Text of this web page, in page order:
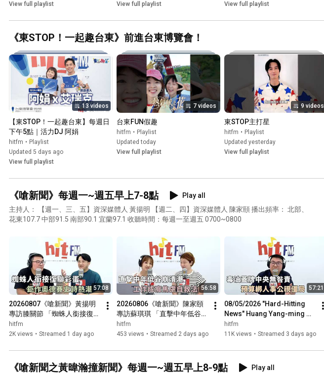
View full playlist
View full playlist
View full playlist
《東STOP！一起趣台東》前進台東博覽會！
13 videos
【東STOP！一起趣台東】每週日
下午5點｜活力DJ 阿娟
hitfm • Playlist
Updated 5 days ago
View full playlist
7 videos
台東FUN假趣
hitfm • Playlist
Updated today
View full playlist
9 videos
東STOP主打星
hitfm • Playlist
Updated yesterday
View full playlist
《嗆新聞》每週一~週五早上7-8點
Play all
主持人： 【週一、三、五】資深媒體人 黃揚明 【週二、四】資深媒體人 陳家頤 播出頻率： 北部、
花東107.7 中部91.5 南部90.1 宜蘭97.1 收聽時間：每週一至週五 0700~0800
57:08
20260807《嗆新聞》黃揚明
專訪膝關節 「蜘蛛人銜接復聯
彩蛋 鉅作奧德賽史詩熱潮」
hitfm
2K views • Streamed 1 day ago
56:58
20260806《嗆新聞》陳家頤
專訪蘇琪琪 「直擊中年低谷崩
潰潮 工作成癮焦慮自救法」
hitfm
453 views • Streamed 2 days ago
57:21
08/05/2026 "Hard-Hitting
News" Huang Yang-ming
discusses: "Toxic oil cover-
up with no central acc...
hitfm
11K views • Streamed 3 days ago
《嗆新聞之黃暐瀚撞新聞》每週一~週五早上8-9點
Play all